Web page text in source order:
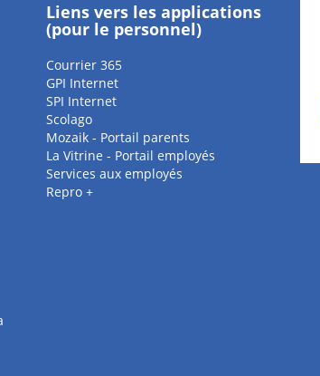
Liens vers les applications
(pour le personnel)
Courrier 365
GPI Internet
SPI Internet
Scolago
Mozaik - Portail parents
La Vitrine - Portail employés
Services aux employés
Repro +